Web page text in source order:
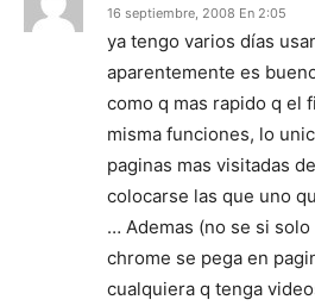
16 septiembre, 2008 En 2:05
ya tengo varios días
aparentemente es
como q mas rapido q el
misma funciones, lo
paginas mas visitadas
colocarse las que uno
… Ademas (no se si solo
chrome se pega en
cualquiera q tenga